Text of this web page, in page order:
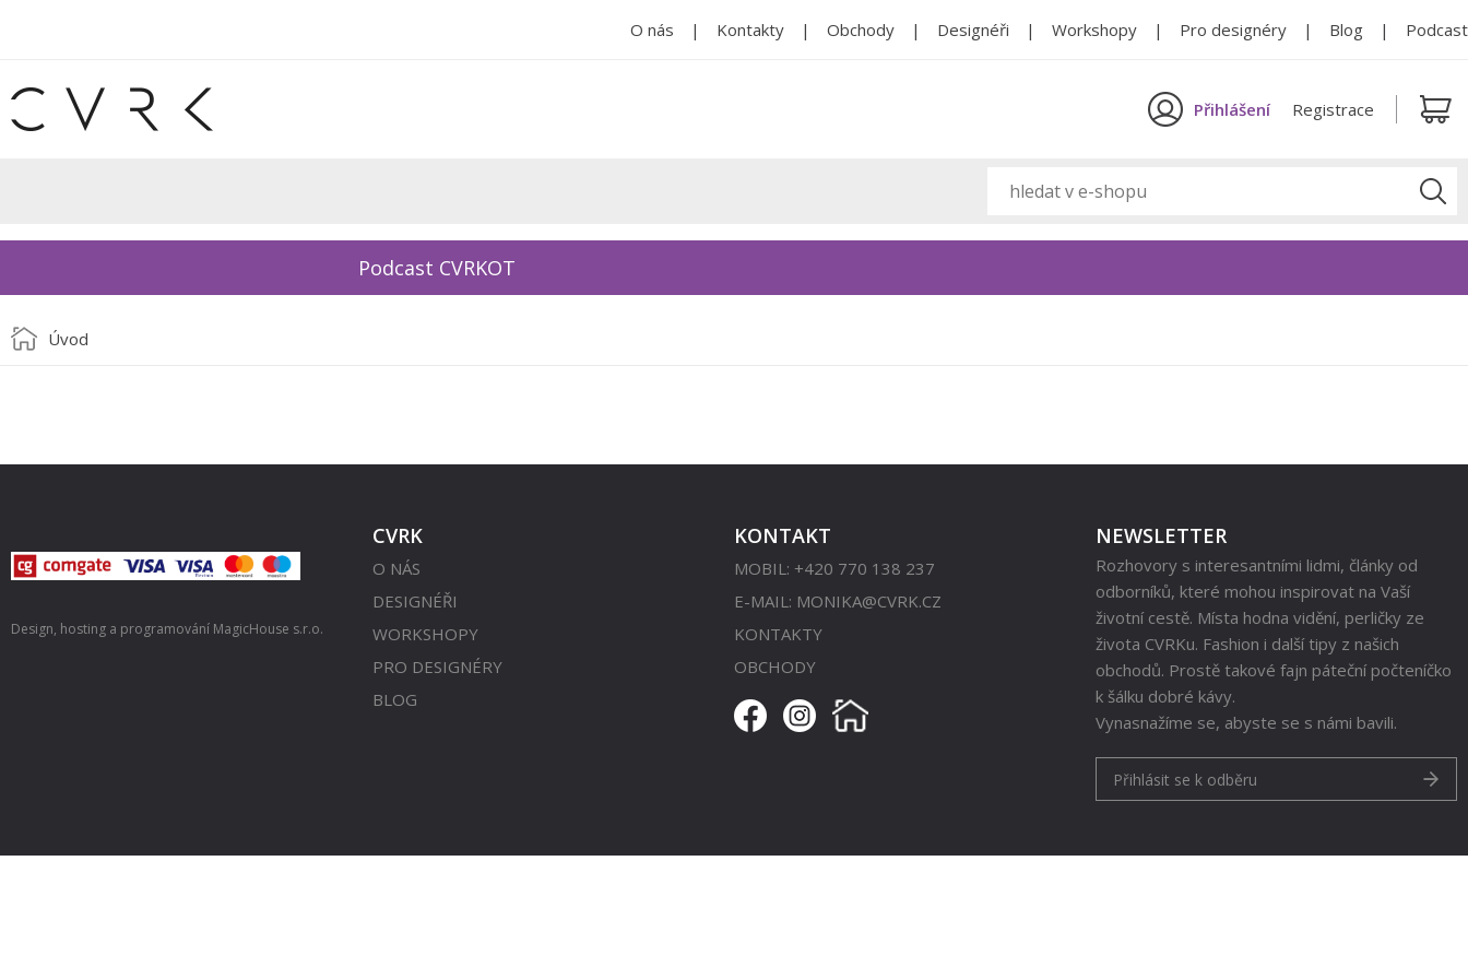
O nás Kontakty Obchody Designéři Workshopy Pro designéry Blog Podcast
Přihlášení Registrace
Podcast CVRKOT
Úvod
Design, hosting a programování MagicHouse s.r.o.
CVRK
O NÁS
DESIGNÉŘI
WORKSHOPY
PRO DESIGNÉRY
BLOG
KONTAKT
MOBIL: +420 770 138 237
E-MAIL: MONIKA@CVRK.CZ
KONTAKTY
OBCHODY
NEWSLETTER
Rozhovory s interesantními lidmi, články od
odborníků, které mohou inspirovat na Vaší
životní cestě. Místa hodna vidění, perličky ze
života CVRKu. Fashion i další tipy z našich
obchodů. Prostě takové fajn páteční počteníčko
k šálku dobré kávy.
Vynasnažíme se, abyste se s námi bavili.
Přihlásit se k odběru